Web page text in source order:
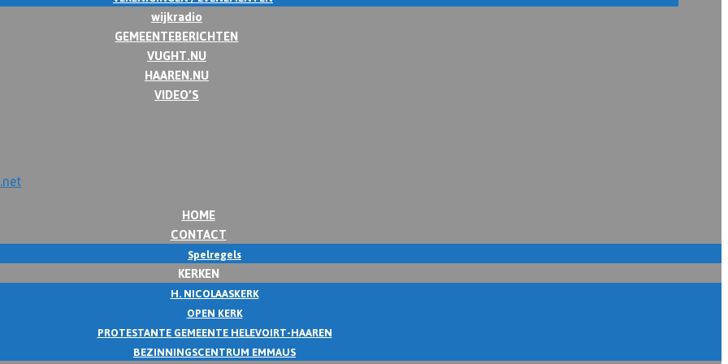
wijkradio
GEMEENTEBERICHTEN
VUGHT.NU
HAAREN.NU
VIDEO’S
HOME
CONTACT
Spelregels
KERKEN
H. NICOLAASKERK
OPEN KERK
PROTESTANTE GEMEENTE HELEVOIRT-HAAREN
BEZINNINGSCENTRUM EMMAUS